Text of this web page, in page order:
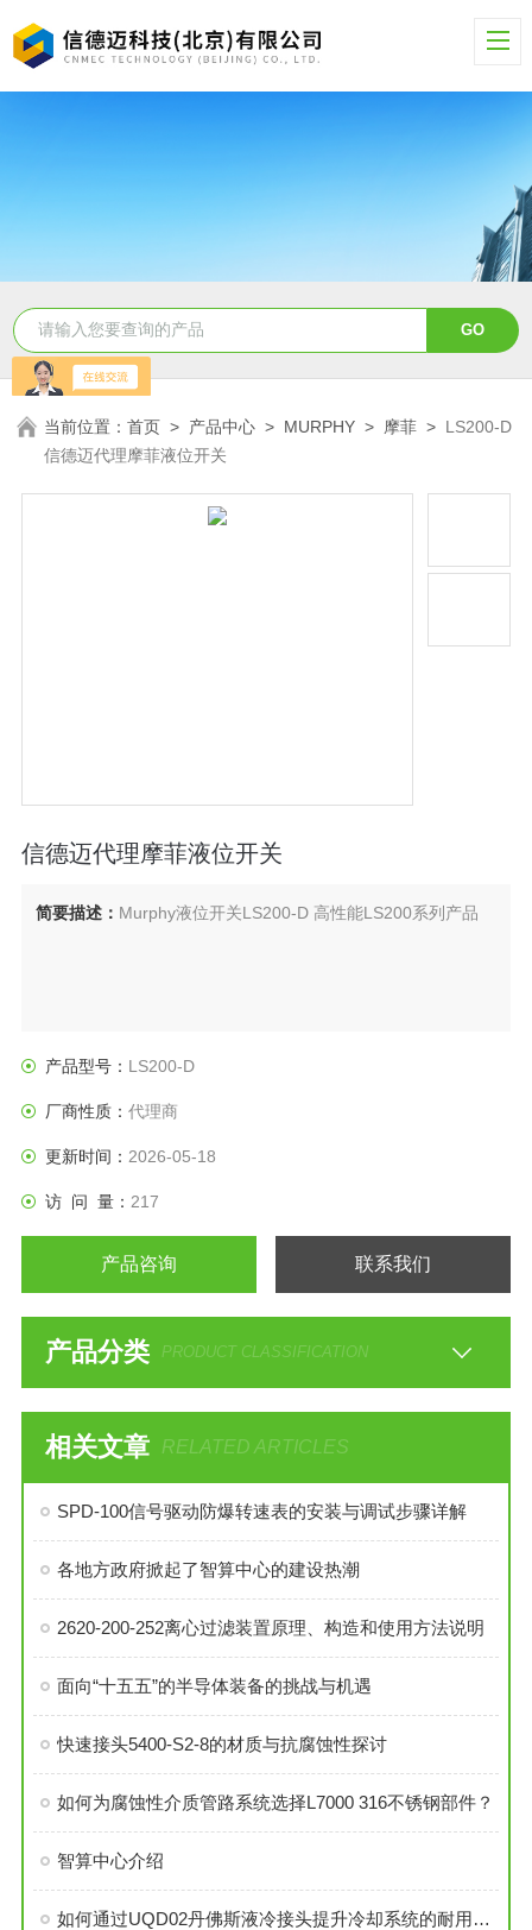
当前位置：首页 > 产品中心 > MURPHY > 摩菲 > LS200-D
信德迈代理摩菲液位开关
信德迈代理摩菲液位开关
简要描述： Murphy液位开关LS200-D 高性能LS200系列产品
产品型号： LS200-D
厂商性质： 代理商
更新时间： 2026-05-18
访 问 量： 217
产品咨询 联系我们
产品分类 PRODUCT CLASSIFICATION
相关文章 RELATED ARTICLES
SPD-100信号驱动防爆转速表的安装与调试步骤详解
各地方政府掀起了智算中心的建设热潮
2620-200-252离心过滤装置原理、构造和使用方法说明
面向“十五五”的半导体装备的挑战与机遇
快速接头5400-S2-8的材质与抗腐蚀性探讨
如何为腐蚀性介质管路系统选择L7000 316不锈钢部件？
智算中心介绍
如何通过UQD02丹佛斯液冷接头提升冷却系统的耐用性？